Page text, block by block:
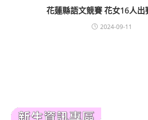
花蓮縣語文競賽 花女16人出
2024-09-11